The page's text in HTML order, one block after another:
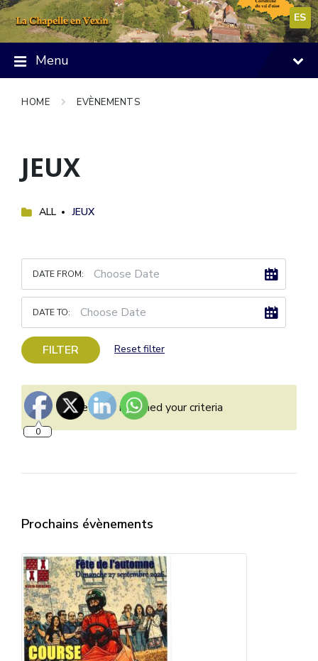
Skip
to
content
Skip
to
main
navigation
Skip
to
footer
ES
Menu
HOME EVÈNEMENTS
JEUX
ALL JEUX
DATE FROM:
DATE TO:
FILTER Reset filter
No events matched your criteria
Prochains évènements
0